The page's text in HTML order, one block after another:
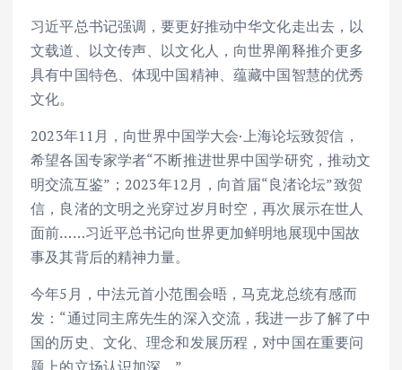
习近平总书记强调，要更好推动中华文化走出去，以
文载道、以文传声、以文化人，向世界阐释推介更多
具有中国特色、体现中国精神、蕴藏中国智慧的优秀
文化。
2023年11月，向世界中国学大会·上海论坛致贺信，
希望各国专家学者“不断推进世界中国学研究，推动文
明交流互鉴”；2023年12月，向首届“良渚论坛”致贺
信，良渚的文明之光穿过岁月时空，再次展示在世人
面前……习近平总书记向世界更加鲜明地展现中国故
事及其背后的精神力量。
今年5月，中法元首小范围会晤，马克龙总统有感而
发：“通过同主席先生的深入交流，我进一步了解了中
国的历史、文化、理念和发展历程，对中国在重要问